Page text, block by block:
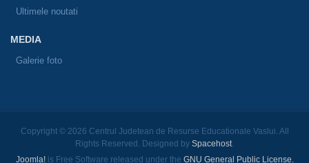
Ultimele noutati
MEDIA
Galerie foto
Copyright © 2026 Centrul Judetean de Resurse Educationale Vaslui. All
Rights Reserved. Designed by Spacehost.
Joomla!is Free Software released under the GNU General Public License.